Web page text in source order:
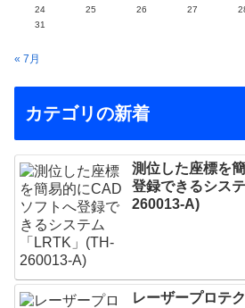
24
25 26 27
31
« 7月
カテゴリの新着
測位した座標を
登録できるシス
260013-A)
レーザープロテ